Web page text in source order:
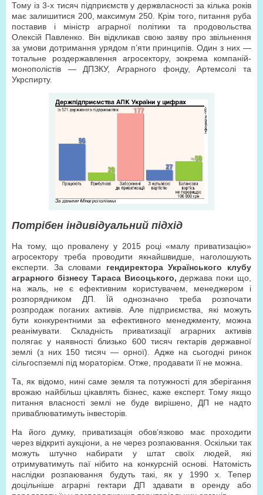
Тому із 3-х тисяч підприємств у держвласності за кілька років
має залишитися 200, максимум 250. Крім того, питання руба
поставив і міністр аграрної політики та продовольства
Олексій Павленко. Він відкликав свою заяву про звільнення
за умови дотримання урядом п’яти принципів. Один з них —
тотальне роздержавлення агросектору, зокрема компаній-
монополістів — ДПЗКУ, Аграрного фонду, Артемсолі та
Укрспирту.
Потрібен індивідуальний підхід
На тому, що провалену у 2015 році «малу приватизацію»
агросектору треба проводити якнайшвидше, наголошують
експерти. За словами гендиректора Українського клубу
аграрного бізнесу Тараса Висоцького, держава поки що,
на жаль, не є ефективним користувачем, менеджером і
розпорядником ДП. Їй однозначно треба розпочати
розпродаж поганих активів. Але підприємства, які можуть
бути конкурентними за ефективного менеджменту, можна
реанімувати. Складність приватизації аграрних активів
полягає у наявності близько 600 тисяч гектарів державної
землі (з них 150 тисяч — орної). Адже на сьогодні ринок
сільгоспземлі під мораторієм. Отже, продавати її не можна.
Та, як відомо, нині саме земля та потужності для зберігання
врожаю найбільш цікавлять бізнес, каже експерт. Тому якщо
питання власності землі не буде вирішено, ДП не надто
приваблюватимуть інвесторів.
На його думку, приватизація обов’язково має проходити
через відкриті аукціони, а не через розпаювання. Оскільки так
можуть штучно набирати у штат своїх людей, які
отримуватимуть паї нібито на конкурсній основі. Натомість
наслідки розпаювання будуть такі, як у 1990 х. Тепер
доцільніше аграрні гектари ДП здавати в оренду або